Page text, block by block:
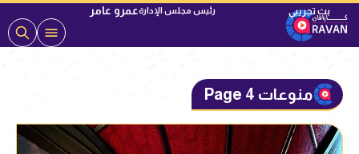
رئيس مجلس الإدارةعمرو عامر
منوعات Page 4